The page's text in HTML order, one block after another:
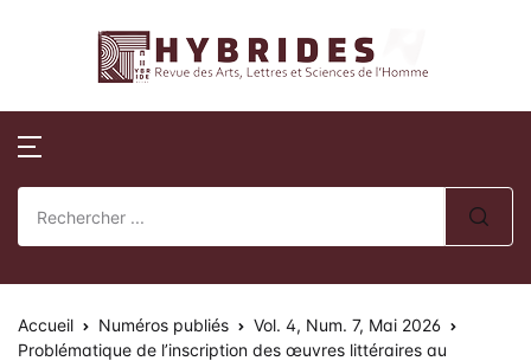
Revue Hybrides
Accueil
Publications
Numéros
Actes de
Revue Hybrides
Revue
Sur la révue
Comité
Compte
Accueil Numéros publiés
Vol. 4, Num. 7, Mai 2026
Problématique de l’inscription des œuvres littéraires au